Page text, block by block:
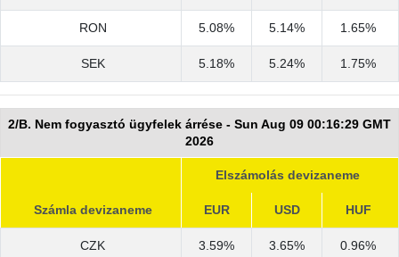
RON 5.08% 5.14% 1.65%
SEK 5.18% 5.24% 1.75%
2/B. Nem fogyasztó ügyfelek árrése - Sun Aug 09 00:16:29 GMT
2026
Elszámolás devizaneme
Számla devizaneme EUR USD HUF
CZK 3.59% 3.65% 0.96%